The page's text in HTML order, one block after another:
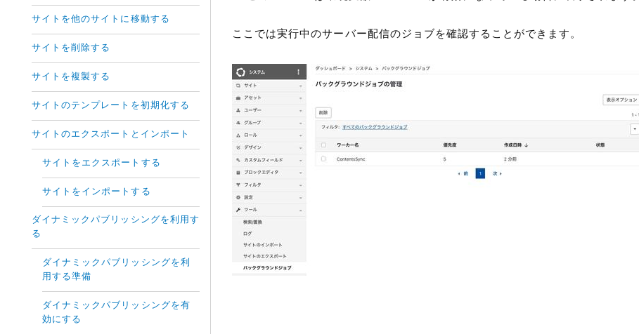
ここでは実行中のサーバー配信のジョブを確認することができます。
サイトを他のサイトに移動する
サイトを削除する
サイトを複製する
サイトのテンプレートを初期化する
サイトのエクスポートとインポート
サイトをエクスポートする
サイトをインポートする
ダイナミックパブリッシングを利用す
る
ダイナミックパブリッシングを利
用する準備
ダイナミックパブリッシングを有
効にする